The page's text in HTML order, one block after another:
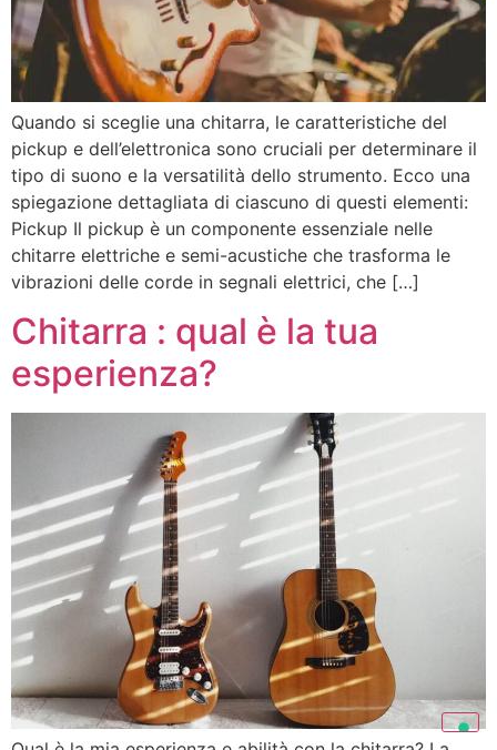
Quando si sceglie una chitarra, le caratteristiche del
pickup e dell’elettronica sono cruciali per determinare il
tipo di suono e la versatilità dello strumento. Ecco una
spiegazione dettagliata di ciascuno di questi elementi:
Pickup Il pickup è un componente essenziale nelle
chitarre elettriche e semi-acustiche che trasforma le
vibrazioni delle corde in segnali elettrici, che […]
Chitarra : qual è la tua
esperienza?